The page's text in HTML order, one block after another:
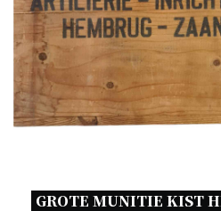
GROTE MUNITIE KIST